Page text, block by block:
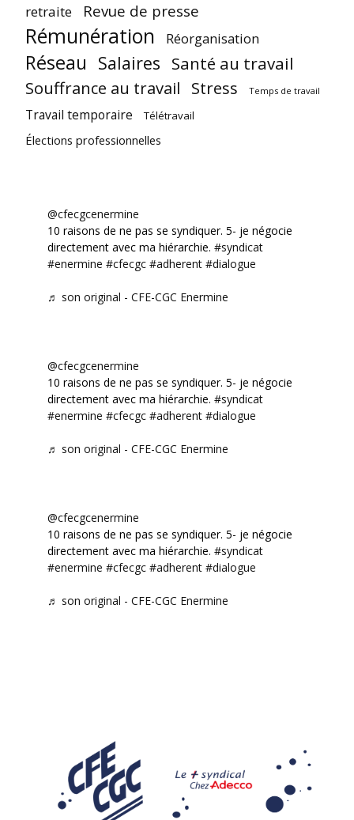
retraite Revue de presse
Rémunération Réorganisation
Réseau Salaires Santé au travail
Souffrance au travail Stress Temps de travail
Travail temporaire Télétravail
Élections professionnelles
@cfecgcenermine
10 raisons de ne pas se syndiquer. 5- je négocie
directement avec ma hiérarchie. #syndicat
#enermine #cfecgc #adherent #dialogue
♬ son original - CFE-CGC Enermine
@cfecgcenermine
10 raisons de ne pas se syndiquer. 5- je négocie
directement avec ma hiérarchie. #syndicat
#enermine #cfecgc #adherent #dialogue
♬ son original - CFE-CGC Enermine
@cfecgcenermine
10 raisons de ne pas se syndiquer. 5- je négocie
directement avec ma hiérarchie. #syndicat
#enermine #cfecgc #adherent #dialogue
♬ son original - CFE-CGC Enermine